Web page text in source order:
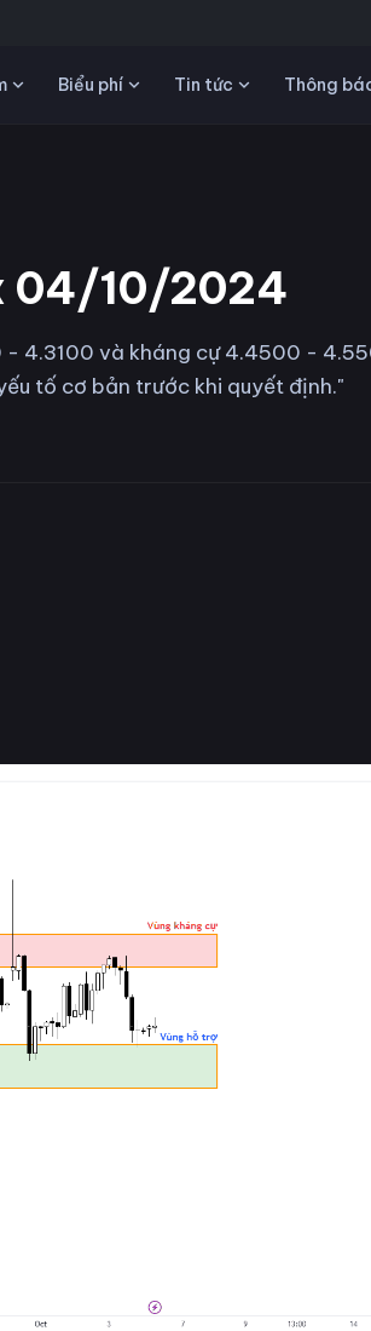
Biểu phí Tin tức Thông
04/10/2024
4.3100 và kháng cự 4.4500 -
tố cơ bản trước khi quyết định."